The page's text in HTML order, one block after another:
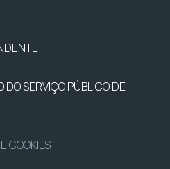
SERVIÇO PÚBLICO DE
COOKIES